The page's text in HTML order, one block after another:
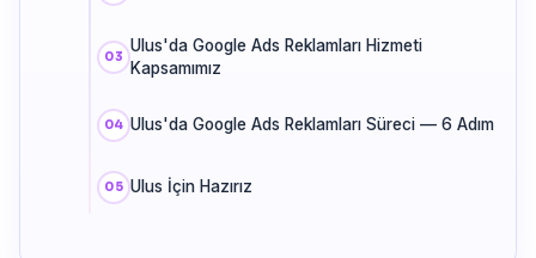
Ulus'da Google Ads Reklamları Hizmeti
Kapsamımız
Ulus'da Google Ads Reklamları Süreci — 6 Adım
Ulus İçin Hazırız